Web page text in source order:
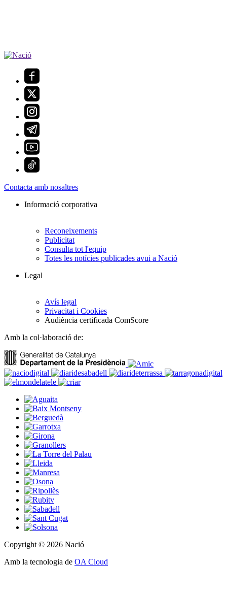
Contacta amb nosaltres
Informació corporativa
Reconeixements
Publicitat
Consulta tot l'equip
Totes les notícies publicades avui a Nació
Legal
Avís legal
Privacitat i Cookies
Audiència certificada ComScore
Amb la col·laboració de:
Copyright © 2026 Nació
Amb la tecnologia de OA Cloud